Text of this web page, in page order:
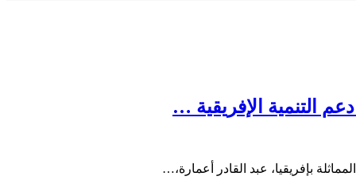
التنمية الإفريقية …
بإفريقيا، عبد القادر أعمارة،…